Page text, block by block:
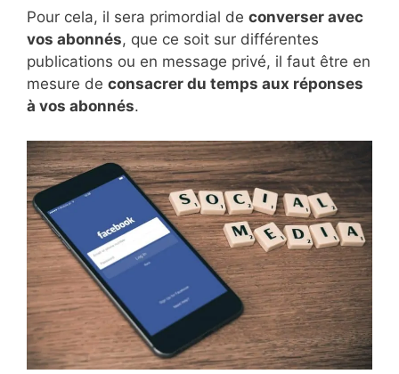
Pour cela, il sera primordial de converser avec
vos abonnés, que ce soit sur différentes
publications ou en message privé, il faut être en
mesure de consacrer du temps aux réponses
à vos abonnés.